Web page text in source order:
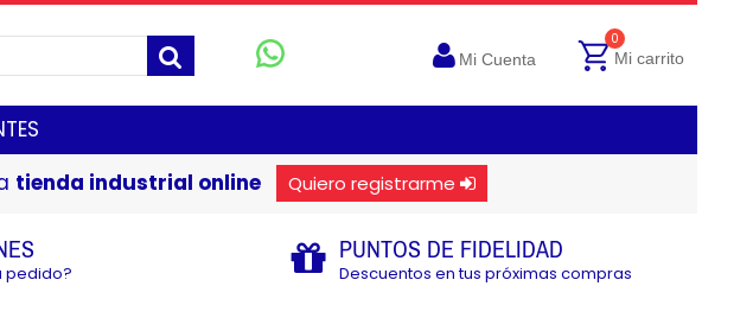
Mi Cuenta
0
Mi carrito
tienda industrial online Quiero registrarme
pedido?
PUNTOS DE FIDELIDAD
Descuentos en tus próximas compras